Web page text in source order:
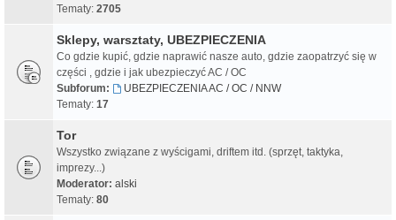
Tematy: 2705
Sklepy, warsztaty, UBEZPIECZENIA
Co gdzie kupić, gdzie naprawić nasze auto, gdzie zaopatrzyć się w
części , gdzie i jak ubezpieczyć AC / OC
Subforum:
UBEZPIECZENIA AC / OC / NNW
Tematy: 17
Tor
Wszystko związane z wyścigami, driftem itd. (sprzęt, taktyka,
imprezy...)
Moderator: alski
Tematy: 80